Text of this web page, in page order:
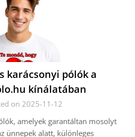
karácsonyi pólók a
kínálatában
on 2025-11-12
amelyek garantáltan mosolyt
ünnepek alatt, különleges